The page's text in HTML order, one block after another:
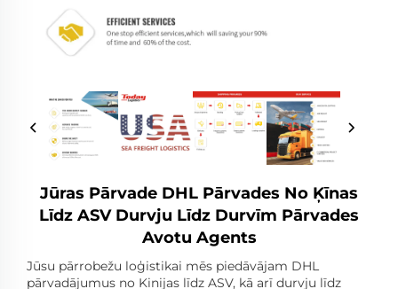
Jūras Pārvade DHL Pārvades No Ķīnas
Līdz ASV Durvju Līdz Durvīm Pārvades
Avotu Agents
Jūsu pārrobežu loģistikai mēs piedāvājam DHL
pārvadājumus no Kinijas līdz ASV, kā arī durvju līdz